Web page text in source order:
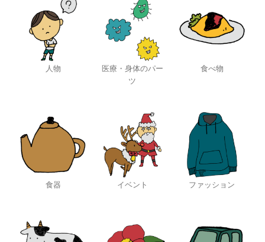
人物
医療・身体のパー
ツ
食べ物
食器 イベント ファッション